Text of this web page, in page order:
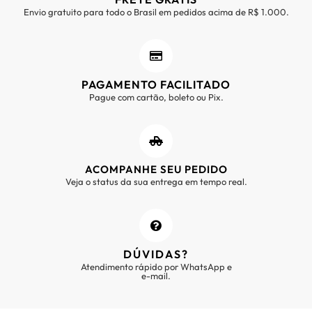
Envio gratuito para todo o Brasil em pedidos acima de R$ 1.000.
PAGAMENTO FACILITADO
Pague com cartão, boleto ou Pix.
ACOMPANHE SEU PEDIDO
Veja o status da sua entrega em tempo real.
DÚVIDAS?
Atendimento rápido por WhatsApp e
e-mail.